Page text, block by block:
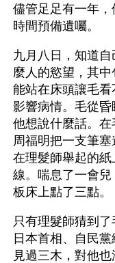
儘管足足有一年
時間預備遺囑。
九月八日，知道
麼人的慾望，其
能站在床頭讓毛看
影響病情。毛從昏
他想說什麼話。
周福明把一支筆
在理髮師舉起的
線。喘息了一會
板床上點了三點。
只有理髮師猜到
日本首相、自民
見過三木，對他